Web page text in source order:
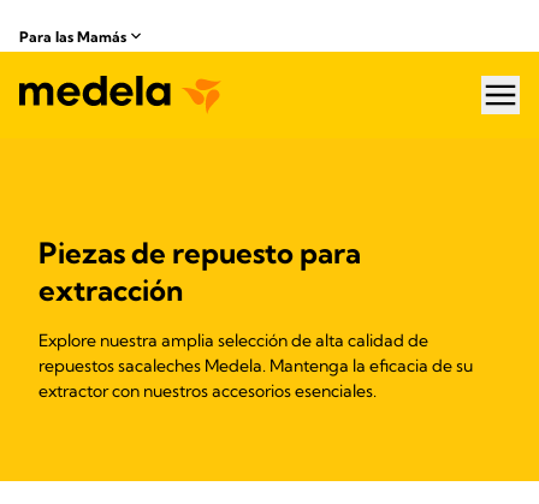
Para las Mamás
Piezas de repuesto para
extracción
Explore nuestra amplia selección de alta calidad de
repuestos sacaleches Medela. Mantenga la eficacia de su
extractor con nuestros accesorios esenciales.